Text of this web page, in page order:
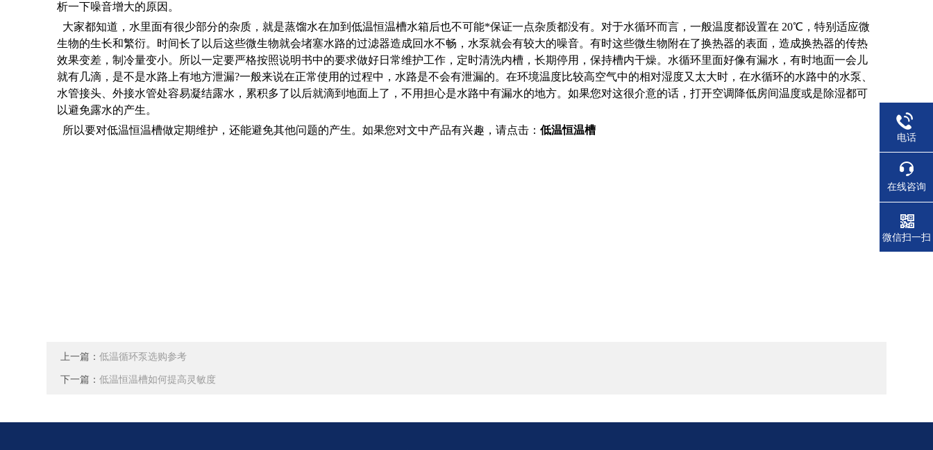
析一下噪音增大的原因。
大家都知道，水里面有很少部分的杂质，就是蒸馏水在加到低温恒温槽水箱后也不可能*保证一点杂质都没有。对于水循环而言，一般温度都设置在 20℃，特别适应微
生物的生长和繁衍。时间长了以后这些微生物就会堵塞水路的过滤器造成回水不畅，水泵就会有较大的噪音。有时这些微生物附在了换热器的表面，造成换热器的传热
效果变差，制冷量变小。所以一定要严格按照说明书中的要求做好日常维护工作，定时清洗内槽，长期停用，保持槽内干燥。水循环里面好像有漏水，有时地面一会儿
就有几滴，是不是水路上有地方泄漏?一般来说在正常使用的过程中，水路是不会有泄漏的。在环境温度比较高空气中的相对湿度又太大时，在水循环的水路中的水泵、
水管接头、外接水管处容易凝结露水，累积多了以后就滴到地面上了，不用担心是水路中有漏水的地方。如果您对这很介意的话，打开空调降低房间温度或是除湿都可
以避免露水的产生。
所以要对低温恒温槽做定期维护，还能避免其他问题的产生。如果您对文中产品有兴趣，请点击：低温恒温槽
上一篇：低温循环泵选购参考
下一篇：低温恒温槽如何提高灵敏度
电话
在线咨询
微信扫一扫